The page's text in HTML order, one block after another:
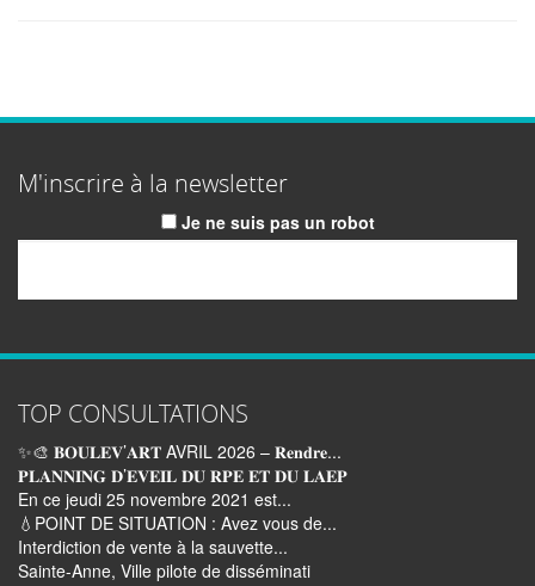
M'inscrire à la newsletter
Je ne suis pas un robot
TOP CONSULTATIONS
✨🎨 𝐁𝐎𝐔𝐋𝐄𝐕’𝐀𝐑𝐓 AVRIL 2026 – 𝐑𝐞𝐧𝐝𝐫𝐞...
𝐏𝐋𝐀𝐍𝐍𝐈𝐍𝐆 𝐃’𝐄𝐕𝐄𝐈𝐋 𝐃𝐔 𝐑𝐏𝐄 𝐄𝐓 𝐃𝐔 𝐋𝐀𝐄𝐏
En ce jeudi 25 novembre 2021 est...
💧POINT DE SITUATION : Avez vous de...
Interdiction de vente à la sauvette...
Sainte-Anne, Ville pilote de disséminati